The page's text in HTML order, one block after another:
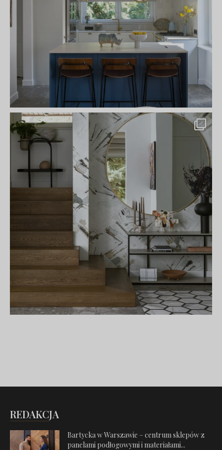
REDAKCJA
Bartycka w Warszawie – centrum sklepów z
panelami podłogowymi i materiałami...